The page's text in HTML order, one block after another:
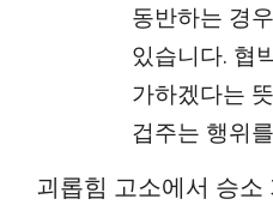
동반하는 경
있습니다. 협
가하겠다는
겁주는 행위
괴롭힘 고소에서 승소